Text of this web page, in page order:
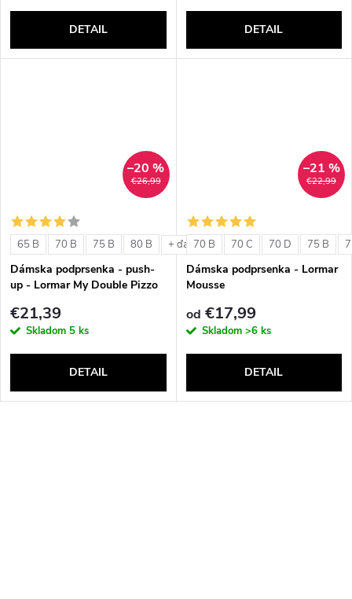
DETAIL DETAIL
€26,99
–20 %
65 B 70 B 75 B 80 B + ďalšie
Dámska podprsenka - push-
up - Lormar My Double Pizzo
€21,39
Skladom 5 ks
DETAIL
€22,99
–21 %
70 B 70 C 70 D 75 B
Dámska podprsenka - Lormar
Mousse
od €17,99
Skladom >6 ks
DETAIL